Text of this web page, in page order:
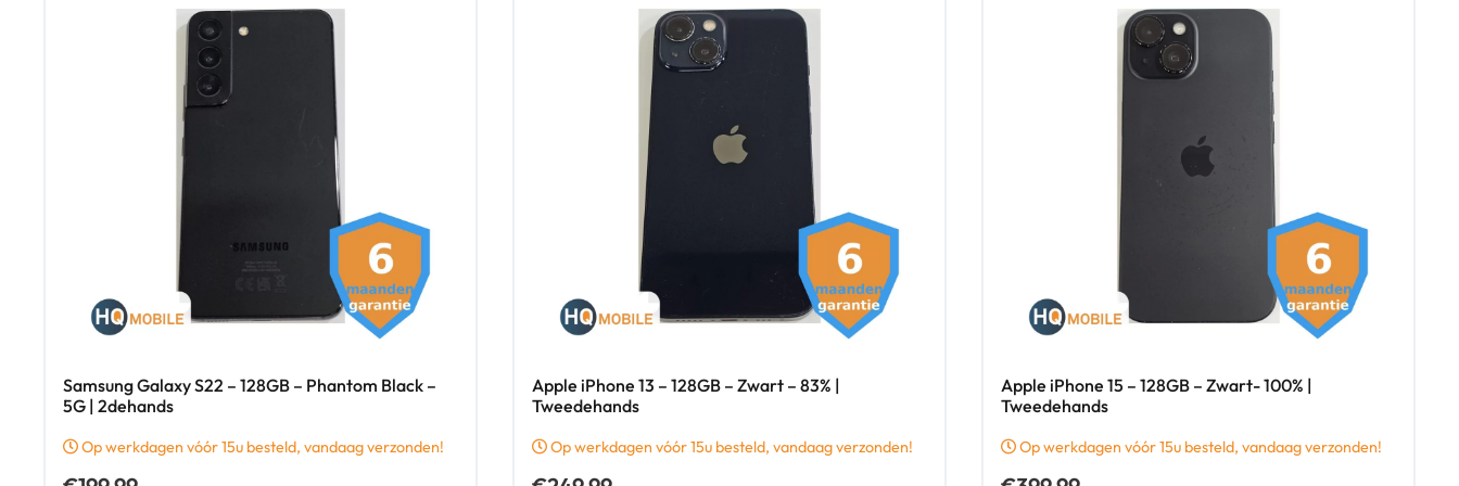
Samsung Galaxy S22 – 128GB – Phantom Black –
5G | 2dehands
Op werkdagen vóór 15u besteld, vandaag verzonden!
Apple iPhone 13 – 128GB – Zwart – 83% |
Tweedehands
Op werkdagen vóór 15u besteld, vandaag verzonden!
Apple iPhone 15 – 128GB – Zwart- 100% |
Tweedehands
Op werkdagen vóór 15u besteld, vandaag verzonden!